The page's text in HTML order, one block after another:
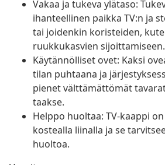
Vakaa ja tukeva ylätaso:
ihanteellinen paikka TV:n ja
tai joidenkin koristeiden,
ruukkukasvien sijoittamiseen.
Käytännölliset ovet: Kaksi
tilan puhtaana ja
pienet välttämättömät
taakse.
Helppo huoltaa: TV-kaappi
kostealla liinalla ja se
huoltoa.